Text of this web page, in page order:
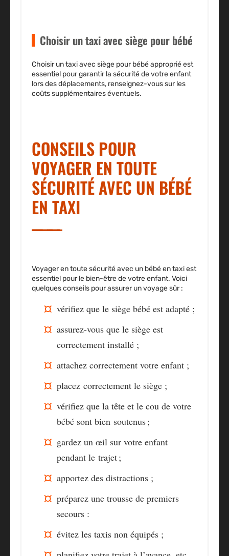
Choisir un taxi avec siège pour bébé
Choisir un taxi avec siège pour bébé approprié est
essentiel pour garantir la sécurité de votre enfant
lors des déplacements, renseignez-vous sur les
coûts supplémentaires éventuels.
CONSEILS POUR
VOYAGER EN TOUTE
SÉCURITÉ AVEC UN BÉBÉ
EN TAXI
Voyager en toute sécurité avec un bébé en taxi est
essentiel pour le bien-être de votre enfant. Voici
quelques conseils pour assurer un voyage sûr :
vérifiez que le siège bébé est adapté ;
assurez-vous que le siège est
correctement installé ;
attachez correctement votre enfant ;
placez correctement le siège ;
vérifiez que la tête et le cou de votre
bébé sont bien soutenus ;
gardez un œil sur votre enfant
pendant le trajet ;
apportez des distractions ;
préparez une trousse de premiers
secours :
évitez les taxis non équipés ;